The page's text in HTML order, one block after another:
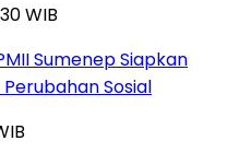
WIB
Sumenep Siapkan
Sosial